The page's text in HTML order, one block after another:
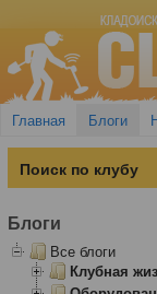
Главная Блоги
Блоги
Все блоги
Клубная